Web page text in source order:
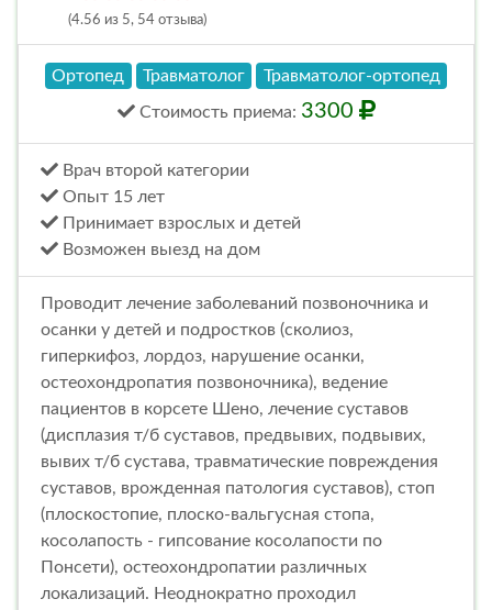
(4.56 из 5, 54 отзыва)
Ортопед Травматолог Травматолог-ортопед
Стоимость приема: 3300
Врач второй категории
Опыт 15 лет
Принимает взрослых и детей
Возможен выезд на дом
Проводит лечение заболеваний позвоночника и
осанки у детей и подростков (сколиоз,
гиперкифоз, лордоз, нарушение осанки,
остеохондропатия позвоночника), ведение
пациентов в корсете Шено, лечение суставов
(дисплазия т/б суставов, предвывих, подвывих,
вывих т/б сустава, травматические повреждения
суставов, врожденная патология суставов), стоп
(плоскостопие, плоско-вальгусная стопа,
косолапость - гипсование косолапости по
Понсети), остеохондропатии различных
локализаций. Неоднократно проходил